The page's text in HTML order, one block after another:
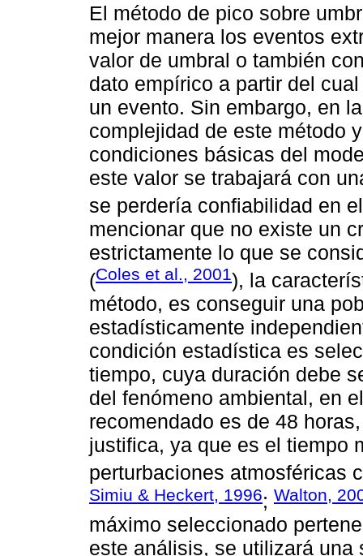
El método de pico sobre
mejor manera los eventos
valor de umbral o también
dato empírico a partir del
un evento. Sin embargo, en
complejidad de este método
condiciones básicas del
este valor se trabajará con
se perdería confiabilidad en
mencionar que no existe un
estrictamente lo que se
(Coles et al., 2001), la
método, es conseguir una
estadísticamente
condición estadística es
tiempo, cuya duración debe
del fenómeno ambiental, en
recomendado es de 48
justifica, ya que es el tiempo
perturbaciones atmosféricas
Simiu & Heckert, 1996; Walton,
máximo seleccionado
este análisis, se utilizará una